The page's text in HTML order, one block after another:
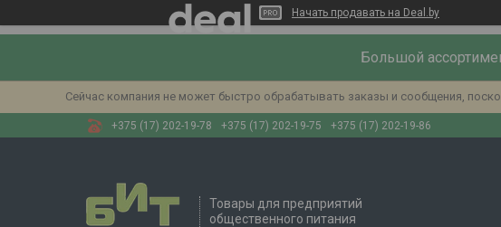
Начать продавать на Deal.by
Большой
Сейчас компания не может быстро обрабатывать заказы и сообщения,
+375 (17) 202-19-78 +375 (17) 202-19-75 +375 (17) 202-19-86
Товары для предприятий
общественного питания